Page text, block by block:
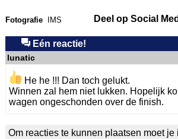
Fotografie IMS Deel op Social
Eén reactie!
lunatic
He he !!! Dan toch gelukt.
Winnen zal hem niet lukken. Hopelijk
wagen ongeschonden over de finish.
Om reacties te kunnen plaatsen moet je